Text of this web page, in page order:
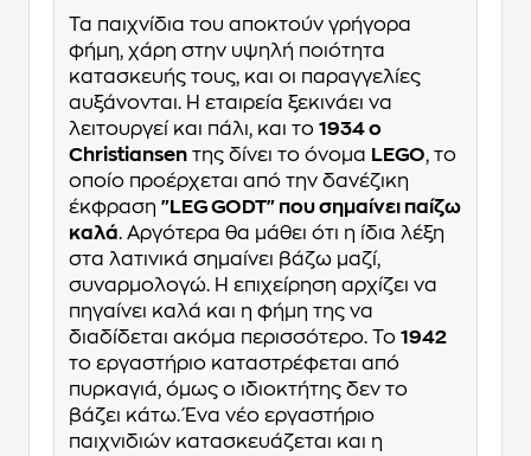
Τα παιχνίδια του αποκτούν γρήγορα
φήμη, χάρη στην υψηλή ποιότητα
κατασκευής τους, και οι παραγγελίες
αυξάνονται. Η εταιρεία ξεκινάει να
λειτουργεί και πάλι, και το 1934 ο
Christiansen της δίνει το όνομα LEGO, το
οποίο προέρχεται από την δανέζικη
έκφραση "LEG GODT" που σημαίνει παίζω
καλά. Αργότερα θα μάθει ότι η ίδια λέξη
στα λατινικά σημαίνει βάζω μαζί,
συναρμολογώ. Η επιχείρηση αρχίζει να
πηγαίνει καλά και η φήμη της να
διαδίδεται ακόμα περισσότερο. Το 1942
το εργαστήριο καταστρέφεται από
πυρκαγιά, όμως ο ιδιοκτήτης δεν το
βάζει κάτω. Ένα νέο εργαστήριο
παιχνιδιών κατασκευάζεται και η